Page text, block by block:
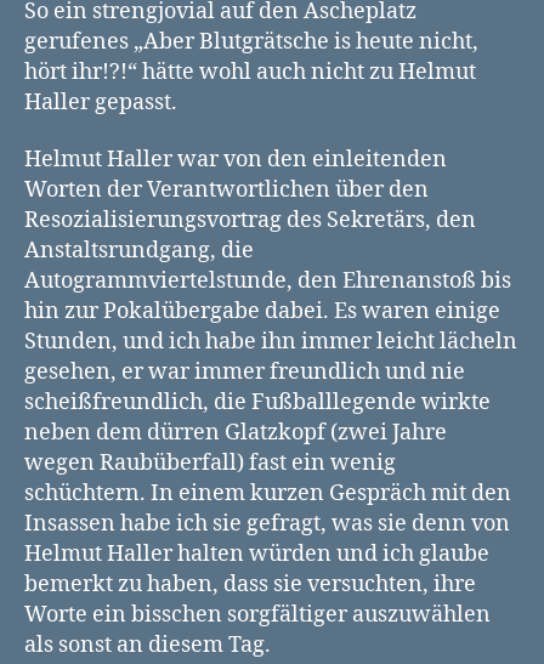
So ein strengjovial auf den Ascheplatz
gerufenes „Aber Blutgrätsche is heute nicht,
hört ihr!?!“ hätte wohl auch nicht zu Helmut
Haller gepasst.
Helmut Haller war von den einleitenden
Worten der Verantwortlichen über den
Resozialisierungsvortrag des Sekretärs, den
Anstaltsrundgang, die
Autogrammviertelstunde, den Ehrenanstoß bis
hin zur Pokalübergabe dabei. Es waren einige
Stunden, und ich habe ihn immer leicht lächeln
gesehen, er war immer freundlich und nie
scheißfreundlich, die Fußballlegende wirkte
neben dem dürren Glatzkopf (zwei Jahre
wegen Raubüberfall) fast ein wenig
schüchtern. In einem kurzen Gespräch mit den
Insassen habe ich sie gefragt, was sie denn von
Helmut Haller halten würden und ich glaube
bemerkt zu haben, dass sie versuchten, ihre
Worte ein bisschen sorgfältiger auszuwählen
als sonst an diesem Tag.